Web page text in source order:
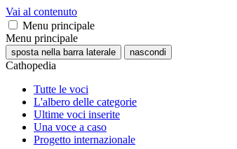
Vai al contenuto
Menu principale
Menu principale
sposta nella barra laterale nascondi
Cathopedia
Tutte le voci
L'albero delle categorie
Ultime voci inserite
Una voce a caso
Progetto internazionale